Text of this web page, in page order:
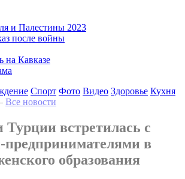
и Палестины 2023
после войны
на Кавказе
Спорт Фото Видео Здоровье Кухня
Все новости
Турции встретилась с
в
образования